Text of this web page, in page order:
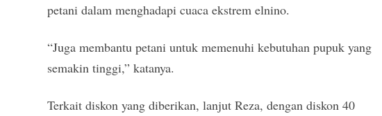
petani dalam menghadapi cuaca ekstrem elnino.
“Juga membantu petani untuk memenuhi kebutuhan pupuk yang
semakin tinggi,” katanya.
Terkait diskon yang diberikan, lanjut Reza, dengan diskon 40